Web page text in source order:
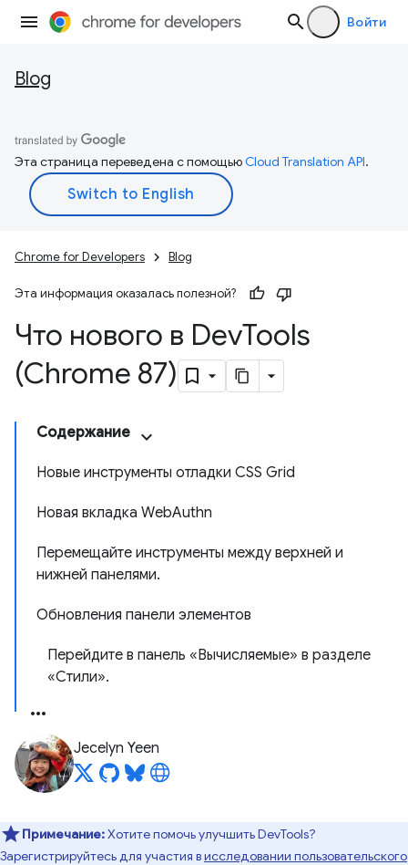
Войти
Blog
Эта страница переведена с помощьюCloud Translation API.
Chrome for Developers Blog
Эта информация оказалась полезной?
Что нового в DevTools
(Chrome 87)
Содержание
Новые инструменты отладки CSS Grid
Новая вкладка WebAuthn
Перемещайте инструменты между верхней и
нижней панелями.
Обновления панели элементов
Перейдите в панель «Вычисляемые» в разделе
«Стили».
Jecelyn Yeen
Примечание:Хотите помочь улучшить DevTools?
Зарегистрируйтесь для участия висследовании пользовательского